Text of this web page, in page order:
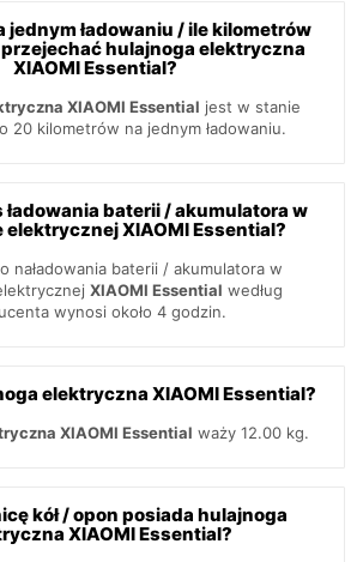
jednym ładowaniu / ile kilometrów
hulajnoga elektryczna
XIAOMI Essential?
XIAOMI Essential jest w stanie
20 kilometrów na jednym ładowaniu.
baterii / akumulatora w
XIAOMI Essential?
naładowania baterii / akumulatora w
XIAOMI Essential według
wynosi około 4 godzin.
elektryczna XIAOMI Essential?
XIAOMI Essential waży 12.00 kg.
kół / opon posiada hulajnoga
XIAOMI Essential?